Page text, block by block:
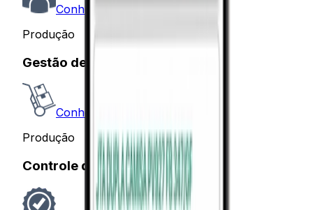
Conhecer
Produção
Gestão de Materiais
Conhecer
Produção
Controle de Qualidade